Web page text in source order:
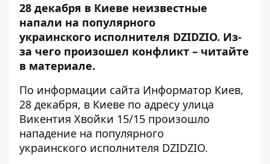
28 декабря в Киеве неизвестные
напали на популярного
украинского исполнителя DZIDZIO. Из-
за чего произошел конфликт – читайте
в материале.
По информации сайта Информатор Киев,
28 декабря, в Киеве по адресу улица
Викентия Хвойки 15/15 произошло
нападение на популярного
украинского исполнителя DZIDZIO.